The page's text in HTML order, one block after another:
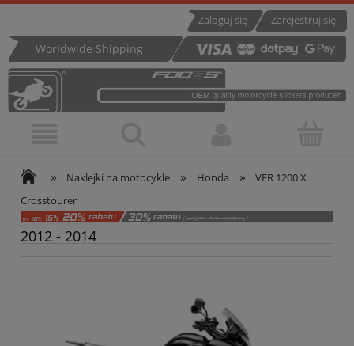
Zarejestruj się
Zaloguj się
Worldwide Shipping
» Naklejki na motocykle » Honda »
VFR 1200 X
Crosstourer
2012 - 2014